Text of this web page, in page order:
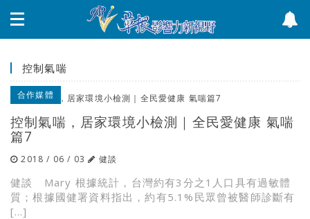
控制氣喘
合作媒體
控制氣喘，居家環境小檢測｜全民愛健康 氣喘
篇7
2018 / 06 / 03 健談
健談 Mary 根據統計，台灣約有3分之1人口具有過敏體
質；根據國健署資料指出，約有5.1%民眾曾被醫師診斷有
[…]